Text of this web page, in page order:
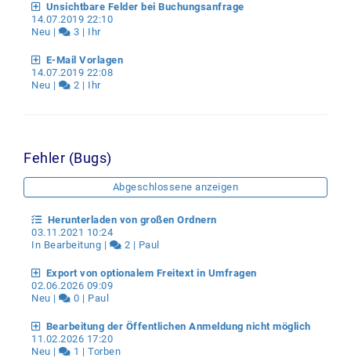
Unsichtbare Felder bei Buchungsanfrage
14.07.2019 22:10
Neu |
3 | Ihr
E-Mail Vorlagen
14.07.2019 22:08
Neu |
2 | Ihr
Fehler (Bugs)
Abgeschlossene anzeigen
Herunterladen von großen Ordnern
03.11.2021 10:24
In Bearbeitung |
2 | Paul
Export von optionalem Freitext in Umfragen
02.06.2026 09:09
Neu |
0 | Paul
Bearbeitung der Öffentlichen Anmeldung nicht möglich
11.02.2026 17:20
Neu |
1 | Torben